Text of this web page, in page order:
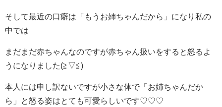
そして最近の口癖は「もうお姉ちゃんだから」になり私の
中では
まだまだ赤ちゃんなのですが赤ちゃん扱いをすると怒るよ
うになりました(≧▽≦)
本人には申し訳ないですが小さな体で「お姉ちゃんだか
ら」と怒る姿はとても可愛らしいです♡♡♡